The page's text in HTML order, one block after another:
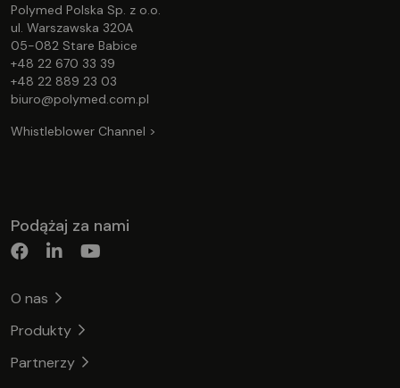
Polymed Polska Sp. z o.o.
ul. Warszawska 320A
05-082 Stare Babice
+48 22 670 33 39
+48 22 889 23 03
biuro@polymed.com.pl
Whistleblower Channel >
Podążaj za nami
O nas
Produkty
Partnerzy